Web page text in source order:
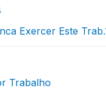
Exercer Este
Trabalho